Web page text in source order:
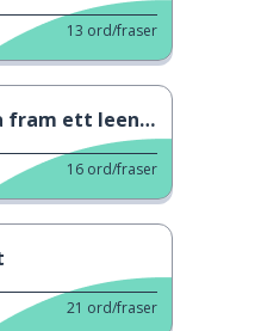
13 ord/fraser
ett leende
16 ord/fraser
21 ord/fraser